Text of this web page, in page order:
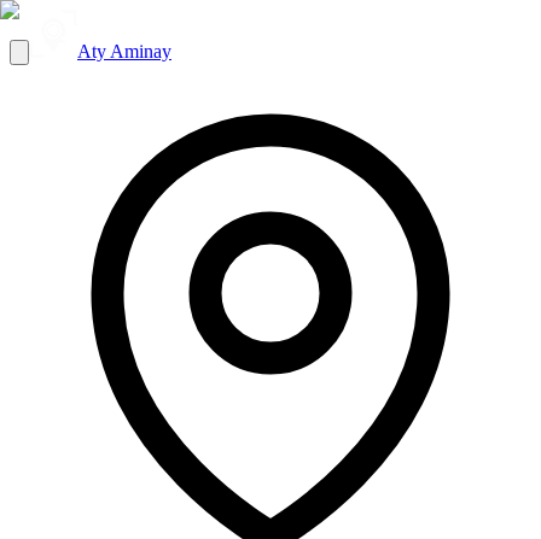
Aty Aminay